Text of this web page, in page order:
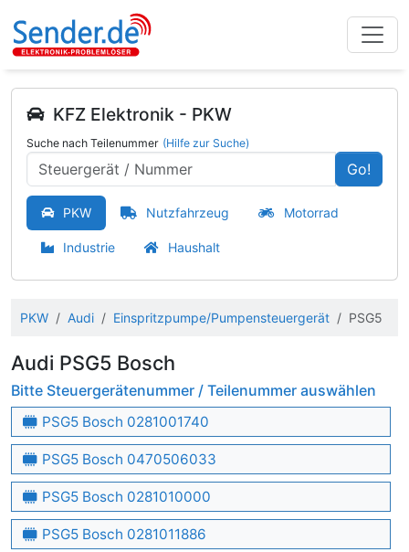
KFZ Elektronik - PKW
Suche nach Teilenummer (Hilfe zur Suche)
Go!
PKW Nutzfahrzeug Motorrad
Industrie Haushalt
PKW Audi Einspritzpumpe/Pumpensteuergerät PSG5
Audi PSG5 Bosch
Bitte Steuergerätenummer / Teilenummer auswählen
PSG5 Bosch 0281001740
PSG5 Bosch 0470506033
PSG5 Bosch 0281010000
PSG5 Bosch 0281011886